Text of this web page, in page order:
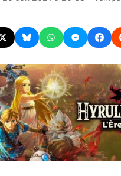
jour
de ventes
Direct
previews